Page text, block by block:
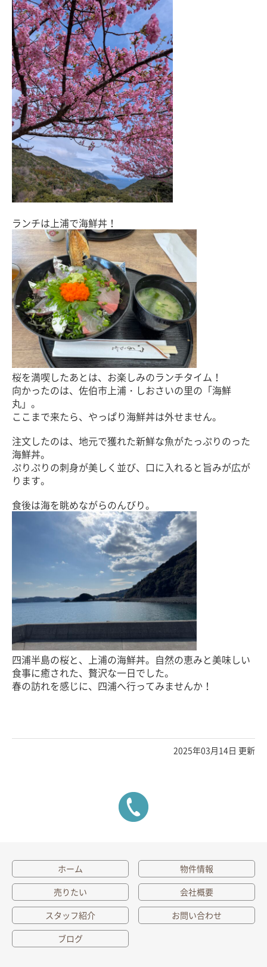
ランチは上浦で海鮮丼！
桜を満喫したあとは、お楽しみのランチタイム！
向かったのは、佐伯市上浦・しおさいの里の「海鮮
丸」。
ここまで来たら、やっぱり海鮮丼は外せません。
注文したのは、地元で獲れた新鮮な魚がたっぷりのった
海鮮丼。
ぷりぷりの刺身が美しく並び、口に入れると旨みが広が
ります。
食後は海を眺めながらのんびり。
四浦半島の桜と、上浦の海鮮丼。自然の恵みと美味しい
食事に癒された、贅沢な一日でした。
春の訪れを感じに、四浦へ行ってみませんか！
2025年03月14日 更新
ホーム
物件情報
売りたい
会社概要
スタッフ紹介
お問い合わせ
ブログ